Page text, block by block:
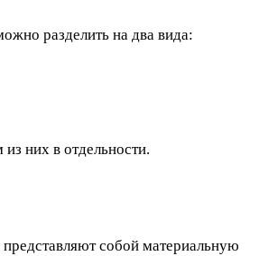
разделить на два вида:
них в отдельности.
собой материальную